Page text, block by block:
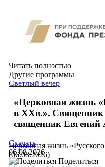
Читать полностью
Другие программы
Светлый вечер
«Церковная жизнь
в ХХв.». Священник
священник Евгений
Церковная жизнь
(06.08.2026)
Скачать
06.08.2026
Поделиться